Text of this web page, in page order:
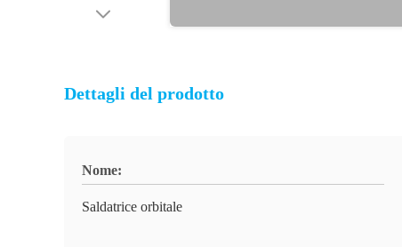
Dettagli del prodotto
Nome:
Saldatrice orbitale